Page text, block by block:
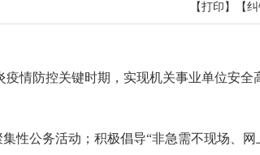
【打印】 【
防控关键时期，实现机关事业单位安全
公务活动；积极倡导“非急需不现场、网